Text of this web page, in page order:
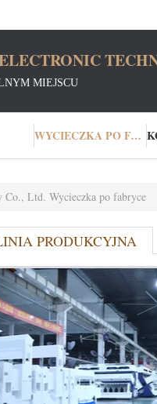
MIEJSCU
WYCIECZKA PO FABRYCE
Co., Ltd. Wycieczka po fabryce
PRODUKCYJNA